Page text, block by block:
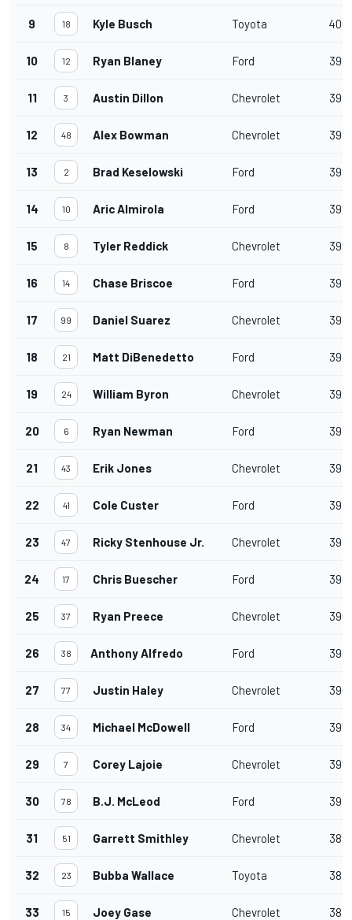
9 18 Kyle Busch Toyota 400
10 12 Ryan Blaney Ford 399
11 3 Austin Dillon Chevrolet 399
12 48 Alex Bowman Chevrolet 399
13 2 Brad Keselowski Ford 399
14 10 Aric Almirola Ford 399
15 8 Tyler Reddick Chevrolet 398
16 14 Chase Briscoe Ford 398
17 99 Daniel Suarez Chevrolet 398
18 21 Matt DiBenedetto Ford 398
19 24 William Byron Chevrolet 398
20 6 Ryan Newman Ford 398
21 43 Erik Jones Chevrolet 398
22 41 Cole Custer Ford 397
23 47 Ricky Stenhouse Jr. Chevrolet 397
24 17 Chris Buescher Ford 396
25 37 Ryan Preece Chevrolet 396
26 38 Anthony Alfredo Ford 396
27 77 Justin Haley Chevrolet 396
28 34 Michael McDowell Ford 395
29 7 Corey Lajoie Chevrolet 395
30 78 B.J. McLeod Ford 393
31 51 Garrett Smithley Chevrolet 389
32 23 Bubba Wallace Toyota 388
33 15 Joey Gase Chevrolet 387